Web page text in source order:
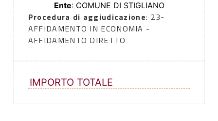
Ente: COMUNE DI STIGLIANO
Procedura di aggiudicazione: 23-
AFFIDAMENTO IN ECONOMIA -
AFFIDAMENTO DIRETTO
IMPORTO TOTALE